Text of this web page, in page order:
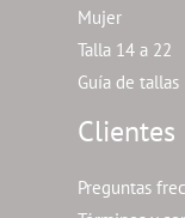
Mujer
Talla 14 a 22
Guía de tallas
Clientes
Preguntas